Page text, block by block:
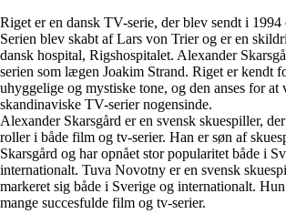
Riget er en dansk TV-serie, der blev sendt i
Serien blev skabt af Lars von Trier og er en
dansk hospital, Rigshospitalet. Alexander
serien som lægen Joakim Strand. Riget er kendt
uhyggelige og mystiske tone, og den anses for at
skandinaviske TV-serier nogensinde.
Alexander Skarsgård er en svensk skuespiller,
roller i både film og tv-serier. Han er søn af
Skarsgård og har opnået stor popularitet både i
internationalt. Tuva Novotny er en svensk
markeret sig både i Sverige og internationalt.
mange succesfulde film og tv-serier.